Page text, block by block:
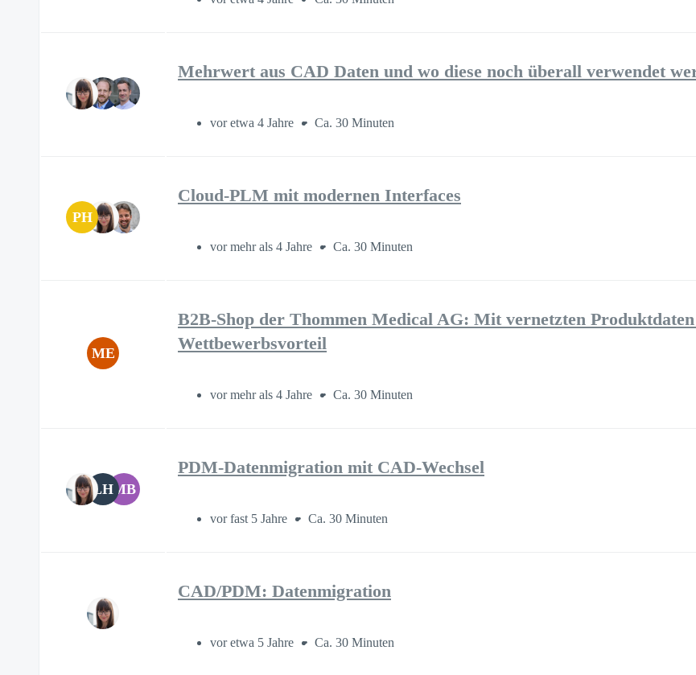
Mehrwert aus CAD Daten und wo diese noch überall verwendet
vor etwa 4 Jahre Ca. 30 Minuten
PH
Cloud-PLM mit modernen Interfaces
vor mehr als 4 Jahre Ca. 30 Minuten
ME
B2B-Shop der Thommen Medical AG: Mit vernetzten
Wettbewerbsvorteil
vor mehr als 4 Jahre Ca. 30 Minuten
LHMB
PDM-Datenmigration mit CAD-Wechsel
vor fast 5 Jahre Ca. 30 Minuten
CAD/PDM: Datenmigration
vor etwa 5 Jahre Ca. 30 Minuten